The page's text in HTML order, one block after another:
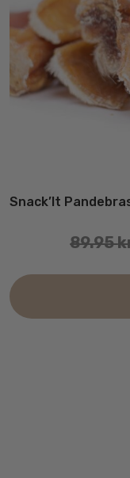
Snack’It
89.95